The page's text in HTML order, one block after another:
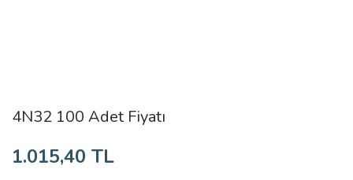
4N32 100 Adet Fiyatı
1.015,40 TL